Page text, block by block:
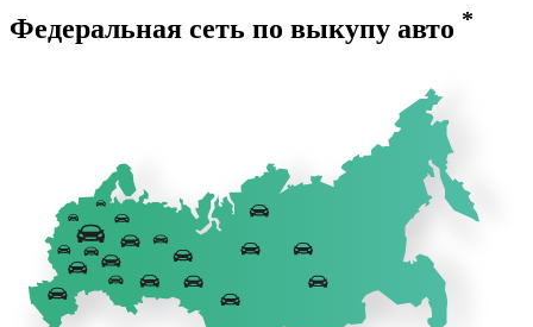
Федеральная сеть по выкупу авто *